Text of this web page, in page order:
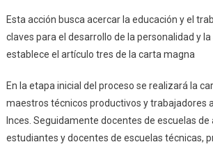
Esta acción busca acercar la educación y el
claves para el desarrollo de la personalidad y
establece el artículo tres de la carta magna
En la etapa inicial del proceso se realizará la
maestros técnicos productivos y trabajadores
Inces. Seguidamente docentes de escuelas de
estudiantes y docentes de escuelas técnicas,